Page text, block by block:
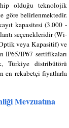
olduğu teknolojik
göre belirlenmektedir.
kapasitesi (3.000 -
seçenekleridir (Wi-
veya Kapasitif) ve
IP65/IP67 sertifikaları
Türkiye distribütörü
en rekabetçi fiyatlarla
Mevzuatına